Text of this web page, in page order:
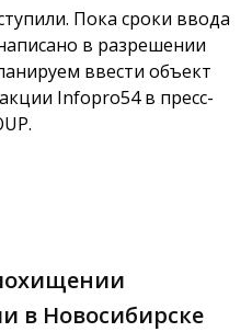
Пока сроки ввода
в разрешении
ввести объект
Infopro54 в пресс-
в Новосибирске